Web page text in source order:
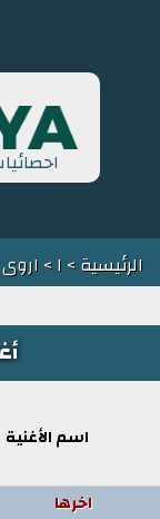
الرئيسية> ا> اروى
اسم الأغنية
اخرها